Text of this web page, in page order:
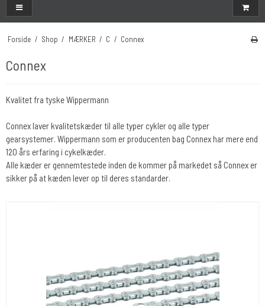
Forside / Shop / MÆRKER / C / Connex
Connex
Kvalitet fra tyske Wippermann
Connex laver kvalitetskæder til alle typer cykler og alle typer
gearsystemer. Wippermann som er producenten bag Connex har mere end
120 års erfaring i cykelkæder.
Alle kæder er gennemtestede inden de kommer på markedet så Connex er
sikker på at kæden lever op til deres standarder.